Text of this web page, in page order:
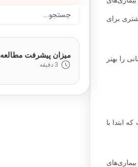
برای
را بهتر
ابتدا با
میزان پیشرفت مطالعه
3 دقیقه